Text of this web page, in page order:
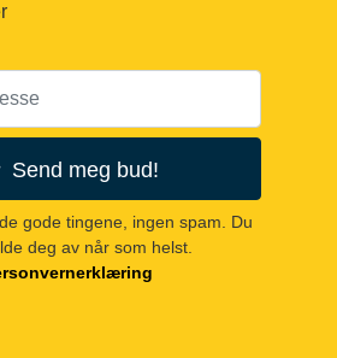
Send meg bud!
gode tingene, ingen spam. Du
deg av når som helst.